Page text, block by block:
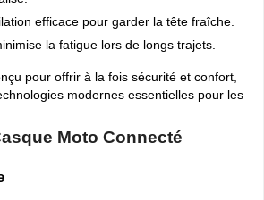
efficace pour garder la tête fraîche.
la fatigue lors de longs trajets.
pour offrir à la fois sécurité et confort,
modernes essentielles pour les
Moto Connecté